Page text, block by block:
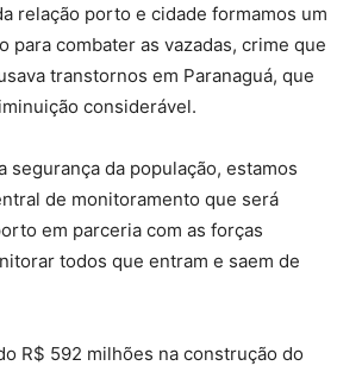
relação porto e cidade formamos um
para combater as vazadas, crime que
transtornos em Paranaguá, que
considerável.
segurança da população, estamos
de monitoramento que será
em parceria com as forças
todos que entram e saem de
R$ 592 milhões na construção do